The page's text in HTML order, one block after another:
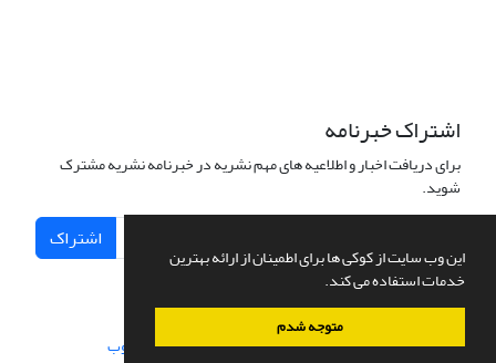
این وب سایت از کوکی ها برای اطمینان از ارائه بهترین
خدمات استفاده می کند.
متوجه شدم
اشتراک خبرنامه
برای دریافت اخبار و اطلاعیه های مهم نشریه در خبرنامه نشریه مشترک
شوید.
اشتراک
سامانه مدیریت نشریات علمی.طراحی و پیاده سازی از سیناوب